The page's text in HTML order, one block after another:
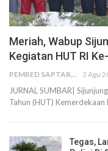
Meriah, Wabup
Kegiatan HUT RI
PEMRED SAPTARIUS 3 Agu
JURNAL SUMBAR|
Tahun (HUT)
Tegas,